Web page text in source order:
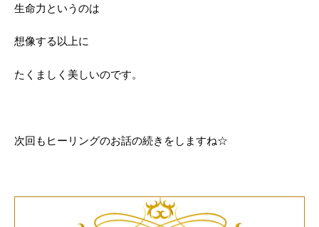
生命力というのは
想像する以上に
たくましく美しいのです。
次回もヒーリングのお話の続きをしますね☆